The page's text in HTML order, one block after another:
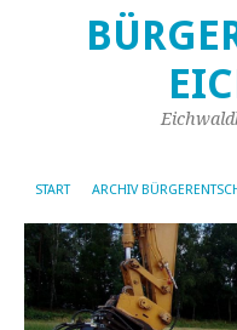
START ARCHIV